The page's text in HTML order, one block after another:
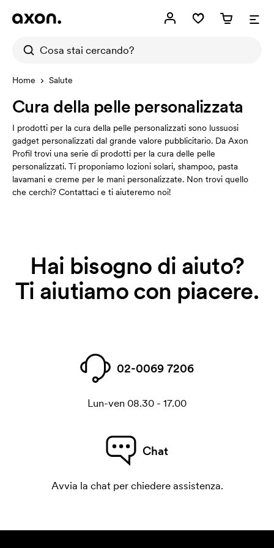
Home Salute
Cura della pelle personalizzata
I prodotti per la cura della pelle personalizzati sono lussuosi
gadget personalizzati dal grande valore pubblicitario. Da Axon
Profil trovi una serie di prodotti per la cura delle pelle
personalizzati. Ti proponiamo lozioni solari, shampoo, pasta
lavamani e creme per le mani personalizzate. Non trovi quello
che cerchi? Contattaci e ti aiuteremo noi!
Hai bisogno di aiuto?
Ti aiutiamo con piacere.
02-0069 7206
Lun-ven 08.30 - 17.00
Chat
Avvia la chat per chiedere assistenza.